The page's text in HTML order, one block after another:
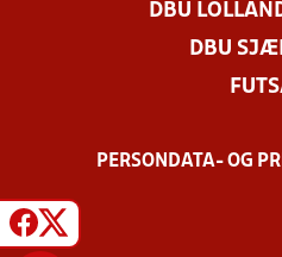
DBU
DBU
PERSONDATA- OG